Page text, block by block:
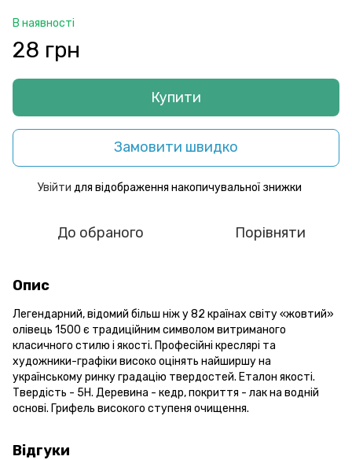
В наявності
28 грн
Купити
Замовити швидко
Увійти для відображення накопичувальної знижки
До обраного Порівняти
Опис
Легендарний, відомий більш ніж у 82 країнах світу «жовтий»
олівець 1500 є традиційним символом витриманого
класичного стилю і якості. Професійні креслярі та
художники-графіки високо оцінять найширшу на
українському ринку градацію твердостей. Еталон якості.
Твердість - 5Н. Деревина - кедр, покриття - лак на водній
основі. Грифель високого ступеня очищення.
Відгуки